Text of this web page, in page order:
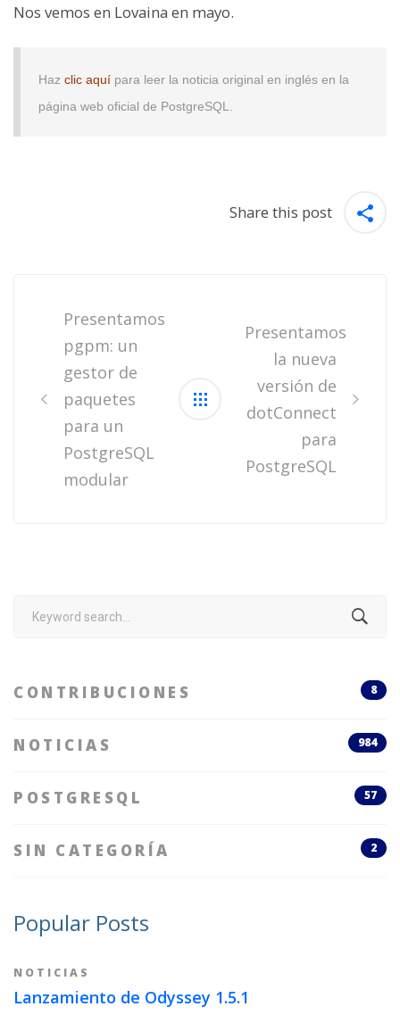
Nos vemos en Lovaina en mayo.
Haz clic aquí para leer la noticia original en inglés en la
página web oficial de PostgreSQL.
Share this post
navigation
Presentamos
pgpm: un
gestor de
paquetes
para un
PostgreSQL
modular
Presentamos
la nueva
versión de
dotConnect
para
PostgreSQL
Search
CONTRIBUCIONES 8
NOTICIAS 984
POSTGRESQL 57
SIN CATEGORÍA 2
Popular Posts
NOTICIAS
Lanzamiento de Odyssey 1.5.1